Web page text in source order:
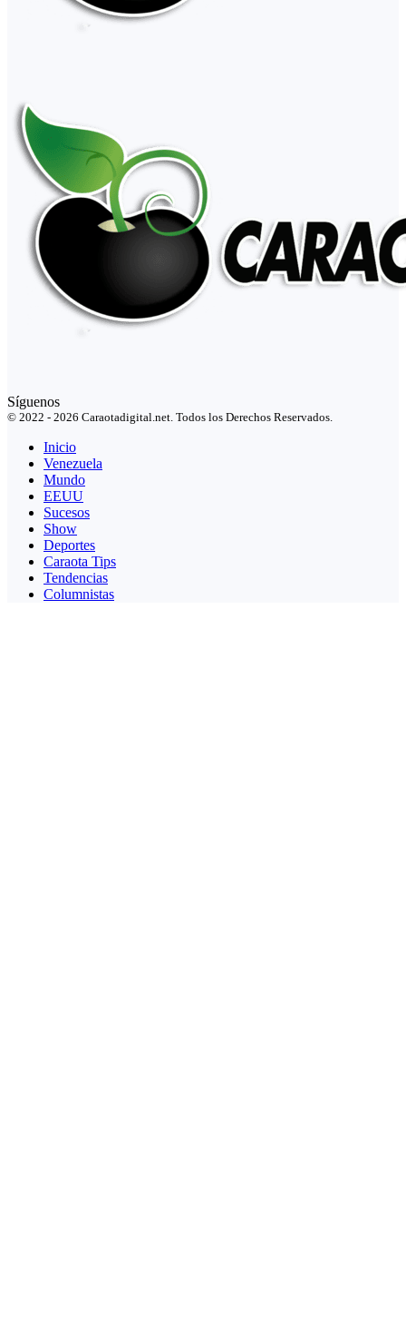
Síguenos
© 2022 - 2026 Caraotadigital.net. Todos los Derechos Reservados.
Inicio
Venezuela
Mundo
EEUU
Sucesos
Show
Deportes
Caraota Tips
Tendencias
Columnistas